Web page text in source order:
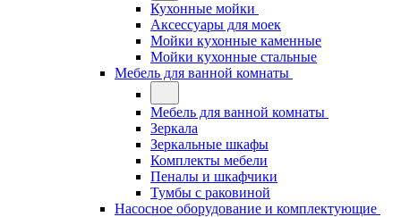
Кухонные мойки
Аксессуары для моек
Мойки кухонные каменные
Мойки кухонные стальные
Мебель для ванной комнаты
Мебель для ванной комнаты
Зеркала
Зеркальные шкафы
Комплекты мебели
Пеналы и шкафчики
Тумбы с раковиной
Насосное оборудование и комплектующие